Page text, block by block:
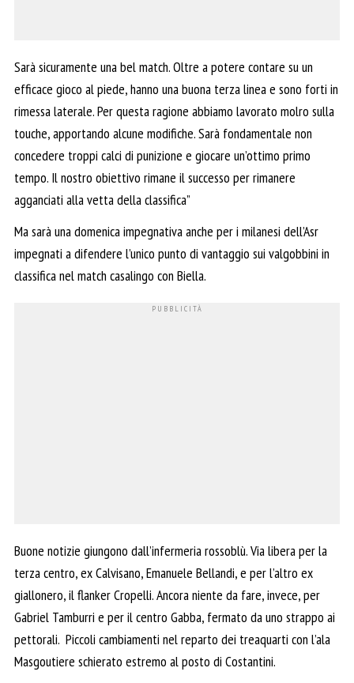
Sarà sicuramente una bel match. Oltre a potere contare su un
efficace gioco al piede, hanno una buona terza linea e sono forti in
rimessa laterale. Per questa ragione abbiamo lavorato molro sulla
touche, apportando alcune modifiche. Sarà fondamentale non
concedere troppi calci di punizione e giocare un’ottimo primo
tempo. Il nostro obiettivo rimane il successo per rimanere
agganciati alla vetta della classifica”
Ma sarà una domenica impegnativa anche per i milanesi dell’Asr
impegnati a difendere l’unico punto di vantaggio sui valgobbini in
classifica nel match casalingo con Biella.
Buone notizie giungono dall’infermeria rossoblù. Via libera per la
terza centro, ex Calvisano, Emanuele Bellandi, e per l’altro ex
giallonero, il flanker Cropelli. Ancora niente da fare, invece, per
Gabriel Tamburri e per il centro Gabba, fermato da uno strappo ai
pettorali. Piccoli cambiamenti nel reparto dei treaquarti con l’ala
Masgoutiere schierato estremo al posto di Costantini.